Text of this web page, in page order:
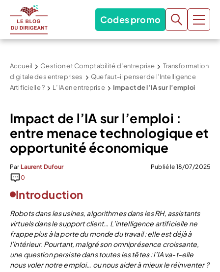
Codes promo
Accueil Gestion et Comptabilité d’entreprise
Transformation
digitale des entreprises
Que faut-il penser de l’Intelligence
Artificielle ?
L’IA en entreprise Impact de l’IA sur l’emploi
Impact de l’IA sur l’emploi :
entre menace technologique et
opportunité économique
Par Laurent Dufour
Publié le 18/07/2025
0
Introduction
Robots dans les usines, algorithmes dans les RH, assistants
virtuels dans le support client… L’intelligence artificielle ne
frappe plus à la porte du monde du travail : elle est déjà à
l’intérieur. Pourtant, malgré son omniprésence croissante,
une question persiste dans toutes les têtes : l’IA va-t-elle
nous voler notre emploi… ou nous aider à mieux le réinventer ?